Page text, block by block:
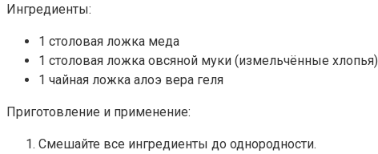
Ингредиенты:
1 столовая ложка меда
1 столовая ложка овсяной муки (измельчённые хлопья)
1 чайная ложка алоэ вера геля
Приготовление и применение:
Смешайте все ингредиенты до однородности.